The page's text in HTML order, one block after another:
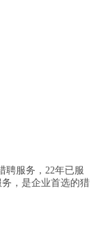
聘服务，22年已服
，是企业首选的猎